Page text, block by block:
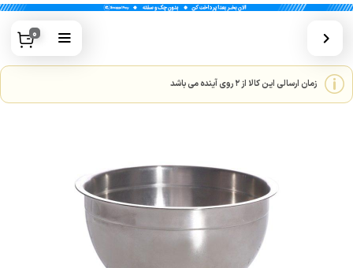
0
زمان ارسالی این کالا از 2 روی آینده می باشد